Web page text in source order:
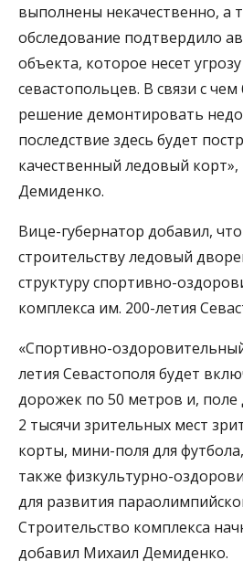
выполнены некачественно, а
обследование подтвердило
объекта, которое несет
севастопольцев. В связи с
решение демонтировать
последствие здесь будет
качественный ледовый
Демиденко.
Вице-губернатор добавил,
строительству ледовый
структуру спортивно-
комплекса им. 200-летия
«Спортивно-
летия Севастополя будет
дорожек по 50 метров и, поле
2 тысячи зрительных мест
корты, мини-поля для
также физкультурно-
для развития
Строительство комплекса
добавил Михаил Демиденко.